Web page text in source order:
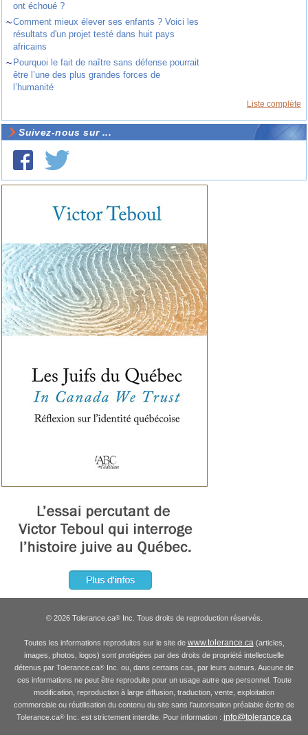
ont échoué ?
~Comment mieux élever ses enfants ? Voici les
résultats d'un projet testé dans huit pays
africains
~ Pourquoi le fait de naître sans défense pourrait
être l’une des plus grandes forces de
l’humanité
Liste complète
Suivez-nous sur ...
© 2026 Tolerance.ca®Inc. Tous droits de reproduction réservés.
Toutes les informations reproduites sur le site de www.tolerance.ca(articles,
images, photos, logos) sont protégées par des droits de propriété intellectuelle
détenus par Tolerance.ca® Inc. ou, dans certains cas, par leurs auteurs. Aucune de
ces informations ne peut être reproduite pour un usage autre que personnel. Toute
modification, reproduction à large diffusion, traduction, vente, exploitation
commerciale ou réutilisation du contenu du site sans l'autorisation préalable écrite de
Tolerance.ca® Inc. est strictement interdite. Pour information : info@tolerance.ca